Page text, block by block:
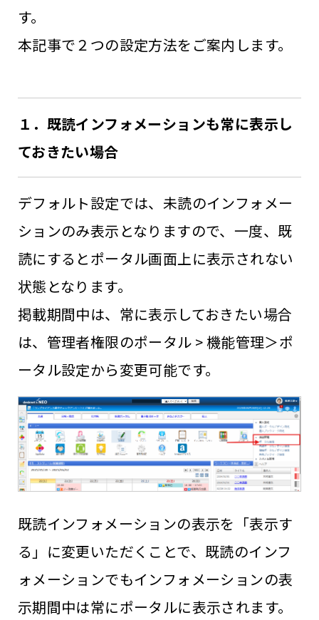
す。
本記事で２つの設定方法をご案内します。
１．既読インフォメーションも常に表示し
ておきたい場合
デフォルト設定では、未読のインフォメー
ションのみ表示となりますので、一度、既
読にするとポータル画面上に表示されない
状態となります。
掲載期間中は、常に表示しておきたい場合
は、管理者権限のポータル > 機能管理＞ポ
ータル設定から変更可能です。
既読インフォメーションの表示を「表示す
る」に変更いただくことで、既読のインフ
ォメーションでもインフォメーションの表
示期間中は常にポータルに表示されます。